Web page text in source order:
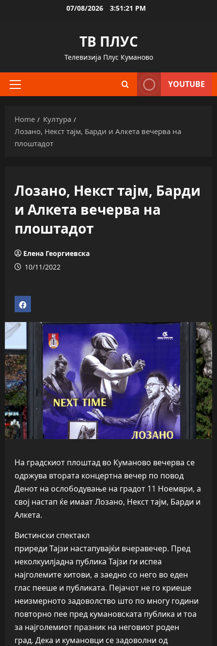
07/08/2026 3:51:22 PM
ТВ ПЛУС
Телевизија Плус Куманово
Primary
YOUTUBE
Home
Култура
Лозано, Некст тајм, Барди и Алкета вечерва на
плоштадот
Лозано, Некст тајм, Барди
и Алкета вечерва на
плоштадот
Елена Георгиевска
10/11/2022
На градскиот плоштад во Куманово вечерва се
одржува втората концертна вечер по повод
Денот на ослободување на градот 11 Ноември, а
свој настап ќе имаат Лозано, Некст тајм, Барди и
Алкета.
Вистински спектакл
приреди Тајзи настапувајќи вчеравечер. Пред
неколкуилјадна публика Тајзи ги испеа
најголемите хитови, а заедно со него во еден
глас пееше и публиката. Пејачот не го криеше
неизмерното задоволство што по многу години
повторно пее пред кумановската публика и тоа
за најголемиот празник на неговиот роден
град. Дека и кумановци се задоволни од